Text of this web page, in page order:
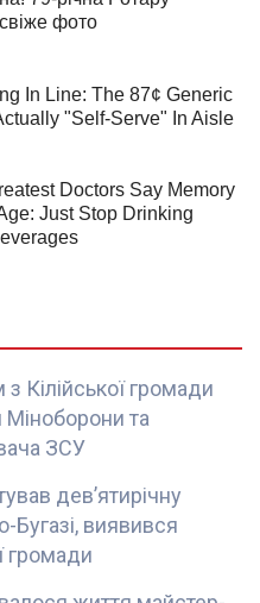
Кілійської громади
Міноборони та
ЗСУ
девʼятирічну
Бугазі, виявився
громади